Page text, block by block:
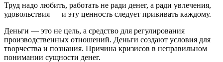
Труд надо любить, работать не ради денег, а ради увлечения,
удовольствия — и эту ценность следует прививать каждому.
Деньги — это не цель, а средство для регулирования
производственных отношений. Деньги создают условия для
творчества и познания. Причина кризисов в неправильном
понимании сущности денег.